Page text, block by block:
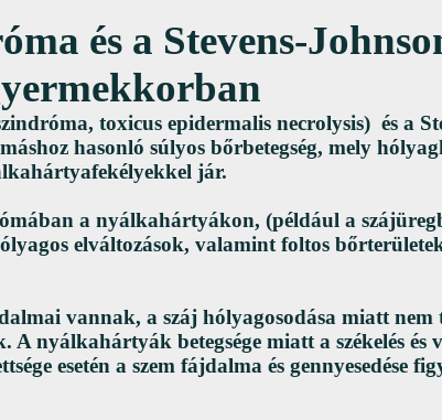
és a Stevens-
toxicus epidermalis necrolysis) és a
hasonló súlyos bőrbetegség, mely
jár.
a nyálkahártyákon, (például a
elváltozások, valamint foltos
vannak, a száj hólyagosodása miatt nem
nyálkahártyák betegsége miatt a székelés és
esetén a szem fájdalma és gennyesedése